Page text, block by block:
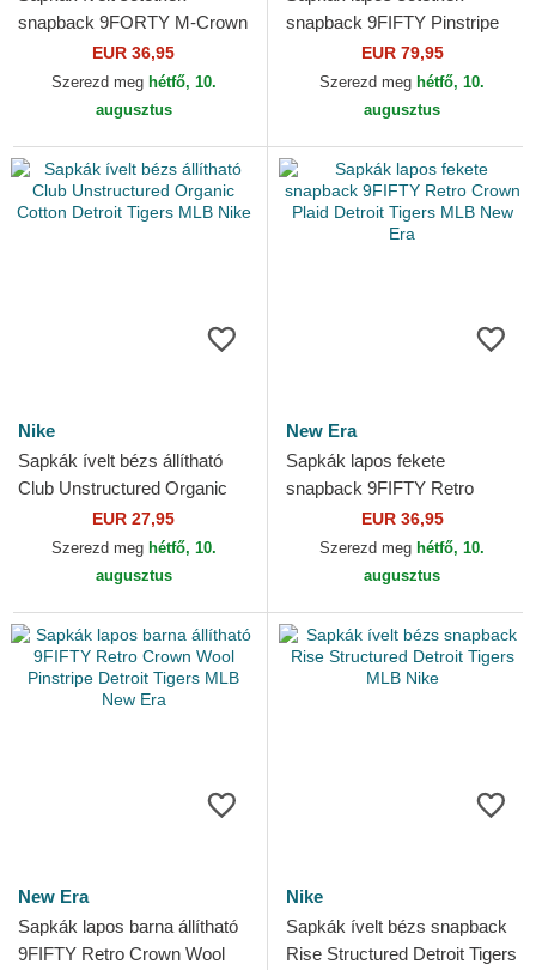
snapback 9FORTY M-Crown
All Star Game Detroit Tigers
MLB New Era
EUR 36,95
Szerezd meg hétfő, 10.
augusztus
snapback 9FIFTY Pinstripe
Visor Clip Detroit Tigers MLB
New Era
EUR 79,95
Szerezd meg hétfő, 10.
augusztus
Nike
Sapkák ívelt bézs állítható
Club Unstructured Organic
Cotton Detroit Tigers MLB
Nike
EUR 27,95
Szerezd meg hétfő, 10.
augusztus
New Era
Sapkák lapos fekete
snapback 9FIFTY Retro
Crown Plaid Detroit Tigers
MLB New Era
EUR 36,95
Szerezd meg hétfő, 10.
augusztus
New Era
Sapkák lapos barna állítható
9FIFTY Retro Crown Wool
Nike
Sapkák ívelt bézs snapback
Rise Structured Detroit Tigers